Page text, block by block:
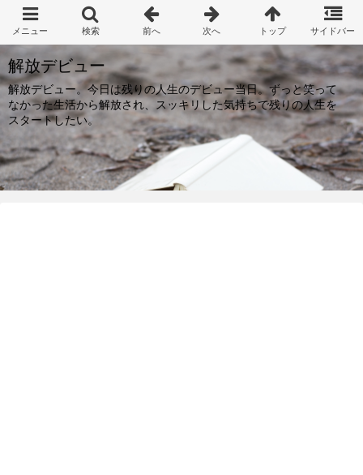
解放デビュー
解放デビュー。今日は残りの人生のデビュー当日。ずっと笑って
なかった生活から解放され、スッキリした気持ちで残りの人生を
スタートしたい。